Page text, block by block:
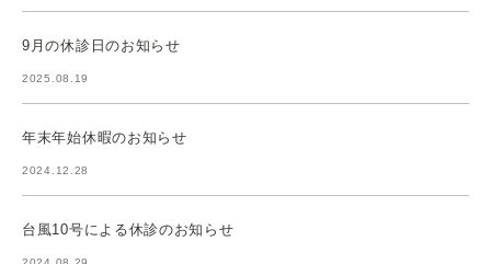
9月の休診日のお知らせ
2025.08.19
年末年始休暇のお知らせ
2024.12.28
台風10号による休診のお知らせ